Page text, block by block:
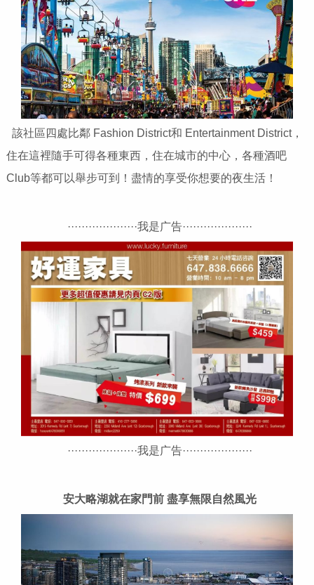
該社區四處比鄰 Fashion District和 Entertainment District，
住在這裡隨手可得各種東西，住在城市的中心，各種酒吧
Club等都可以舉步可到！盡情的享受你想要的夜生活！
····················我是广告····················
····················我是广告····················
安大略湖就在家門前 盡享無限自然風光